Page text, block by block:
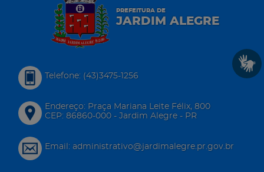
PREFEITURA DE
JARDIM ALEGRE
Telefone: (43)3475-1256
Endereço: Praça Mariana Leite Félix, 800
CEP: 86860-000 - Jardim Alegre - PR
Email: administrativo@jardimalegre.pr.gov.br